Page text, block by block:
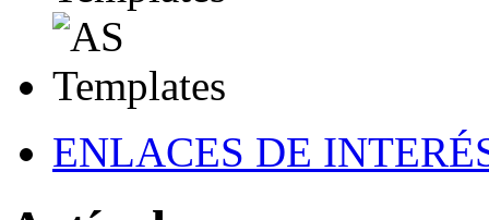
ENLACES DE